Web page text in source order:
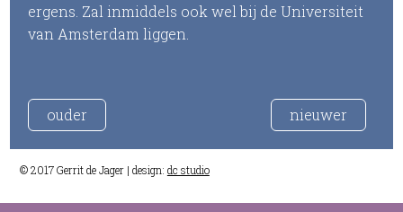
ergens. Zal inmiddels ook wel bij de Universiteit
van Amsterdam liggen.
ouder nieuwer
© 2017 Gerrit de Jager | design: dc studio